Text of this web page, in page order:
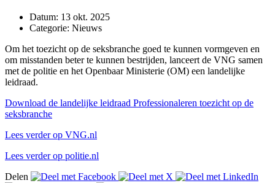
Datum: 13 okt. 2025
Categorie: Nieuws
Om het toezicht op de seksbranche goed te kunnen vormgeven en
om misstanden beter te kunnen bestrijden, lanceert de VNG samen
met de politie en het Openbaar Ministerie (OM) een landelijke
leidraad.
Download de landelijke leidraad Professionaleren toezicht op de
seksbranche
Lees verder op VNG.nl
Lees verder op politie.nl
Delen